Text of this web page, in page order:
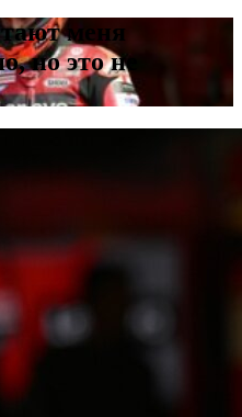
меня
но это не